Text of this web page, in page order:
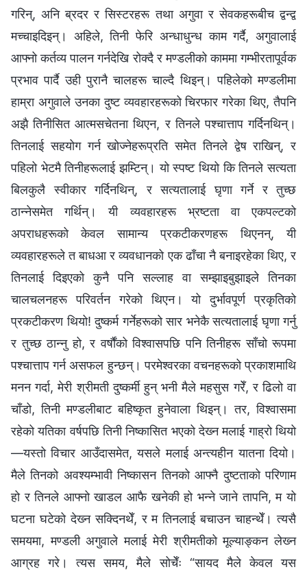
गरिन्, अनि ब्रदर र सिस्टरहरू तथा अगुवा र सेवकहरूबीच द्वन्द्व
मच्‍चाइदिइन्। अहिले, तिनी फेरि अन्धाधुन्ध काम गर्दै, अगुवालाई
आफ्नो कर्तव्य पालन गर्नदेखि रोक्दै र मण्डलीको काममा गम्भीरतापूर्वक
प्रभाव पार्दै उही पुरानै चालहरू चाल्दै थिइन्। पहिलेको मण्डलीमा
हाम्रा अगुवाले उनका दुष्ट व्यवहारहरूको चिरफार गरेका थिए, तैपनि
अझै तिनीसित आत्मसचेतना थिएन, र तिनले पश्‍चात्ताप गर्दिनथिन्।
तिनलाई सहयोग गर्न खोज्नेहरूप्रति समेत तिनले द्वेष राखिन्, र
पहिलो भेटमै तिनीहरूलाई झम्टिन्। यो स्पष्ट थियो कि तिनले सत्यता
बिलकुलै स्वीकार गर्दिनथिन्, र सत्यतालाई घृणा गर्ने र तुच्छ
ठान्‍नेसमेत गर्थिन्। यी व्यवहारहरू भ्रष्टता वा एकपल्टको
अपराधहरूको केवल सामान्य प्रकटीकरणहरू थिएनन्, यी
व्यवहारहरूले त बाधआ र व्यवधानको एक ढाँचा नै बनाइरहेका थिए, र
तिनलाई दिइएको कुनै पनि सल्लाह वा सम्झाइबुझाइले तिनका
चालचलनहरू परिवर्तन गरेको थिएन। यो दुर्भावपूर्ण प्रकृतिको
प्रकटीकरण थियो! दुष्कर्म गर्नेहरूको सार भनेकै सत्यतालाई घृणा गर्नु
र तुच्छ ठान्‍नु हो, र वर्षौंको विश्‍वासपछि पनि तिनीहरू साँचो रूपमा
पश्‍चात्ताप गर्न असफल हुन्छन्। परमेश्‍वरका वचनहरूको प्रकाशमाथि
मनन गर्दा, मेरी श्रीमती दुष्कर्मी हुन् भनी मैले महसुस गरेँ, र ढिलो वा
चाँडो, तिनी मण्डलीबाट बहिष्कृत हुनेवाला थिइन्। तर, विश्‍वासमा
रहेको यतिका वर्षपछि तिनी निष्कासित भएको देख्‍न मलाई गाह्रो थियो
—यस्तो विचार आउँदासमेत, यसले मलाई अन्त्यहीन यातना दियो।
मैले तिनको अवश्यम्भावी निष्कासन तिनको आफ्नै दुष्टताको परिणाम
हो र तिनले आफ्नो खाडल आफै खनेकी हो भन्‍ने जाने तापनि, म यो
घटना घटेको देख्‍न सक्दिनथेँ, र म तिनलाई बचाउन चाहन्थेँ। त्यसै
समयमा, मण्डली अगुवाले मलाई मेरी श्रीमतीको मूल्याङ्कन लेख्‍न
आग्रह गरे। त्यस समय, मैले सोचेँः “सायद मैले केवल यस